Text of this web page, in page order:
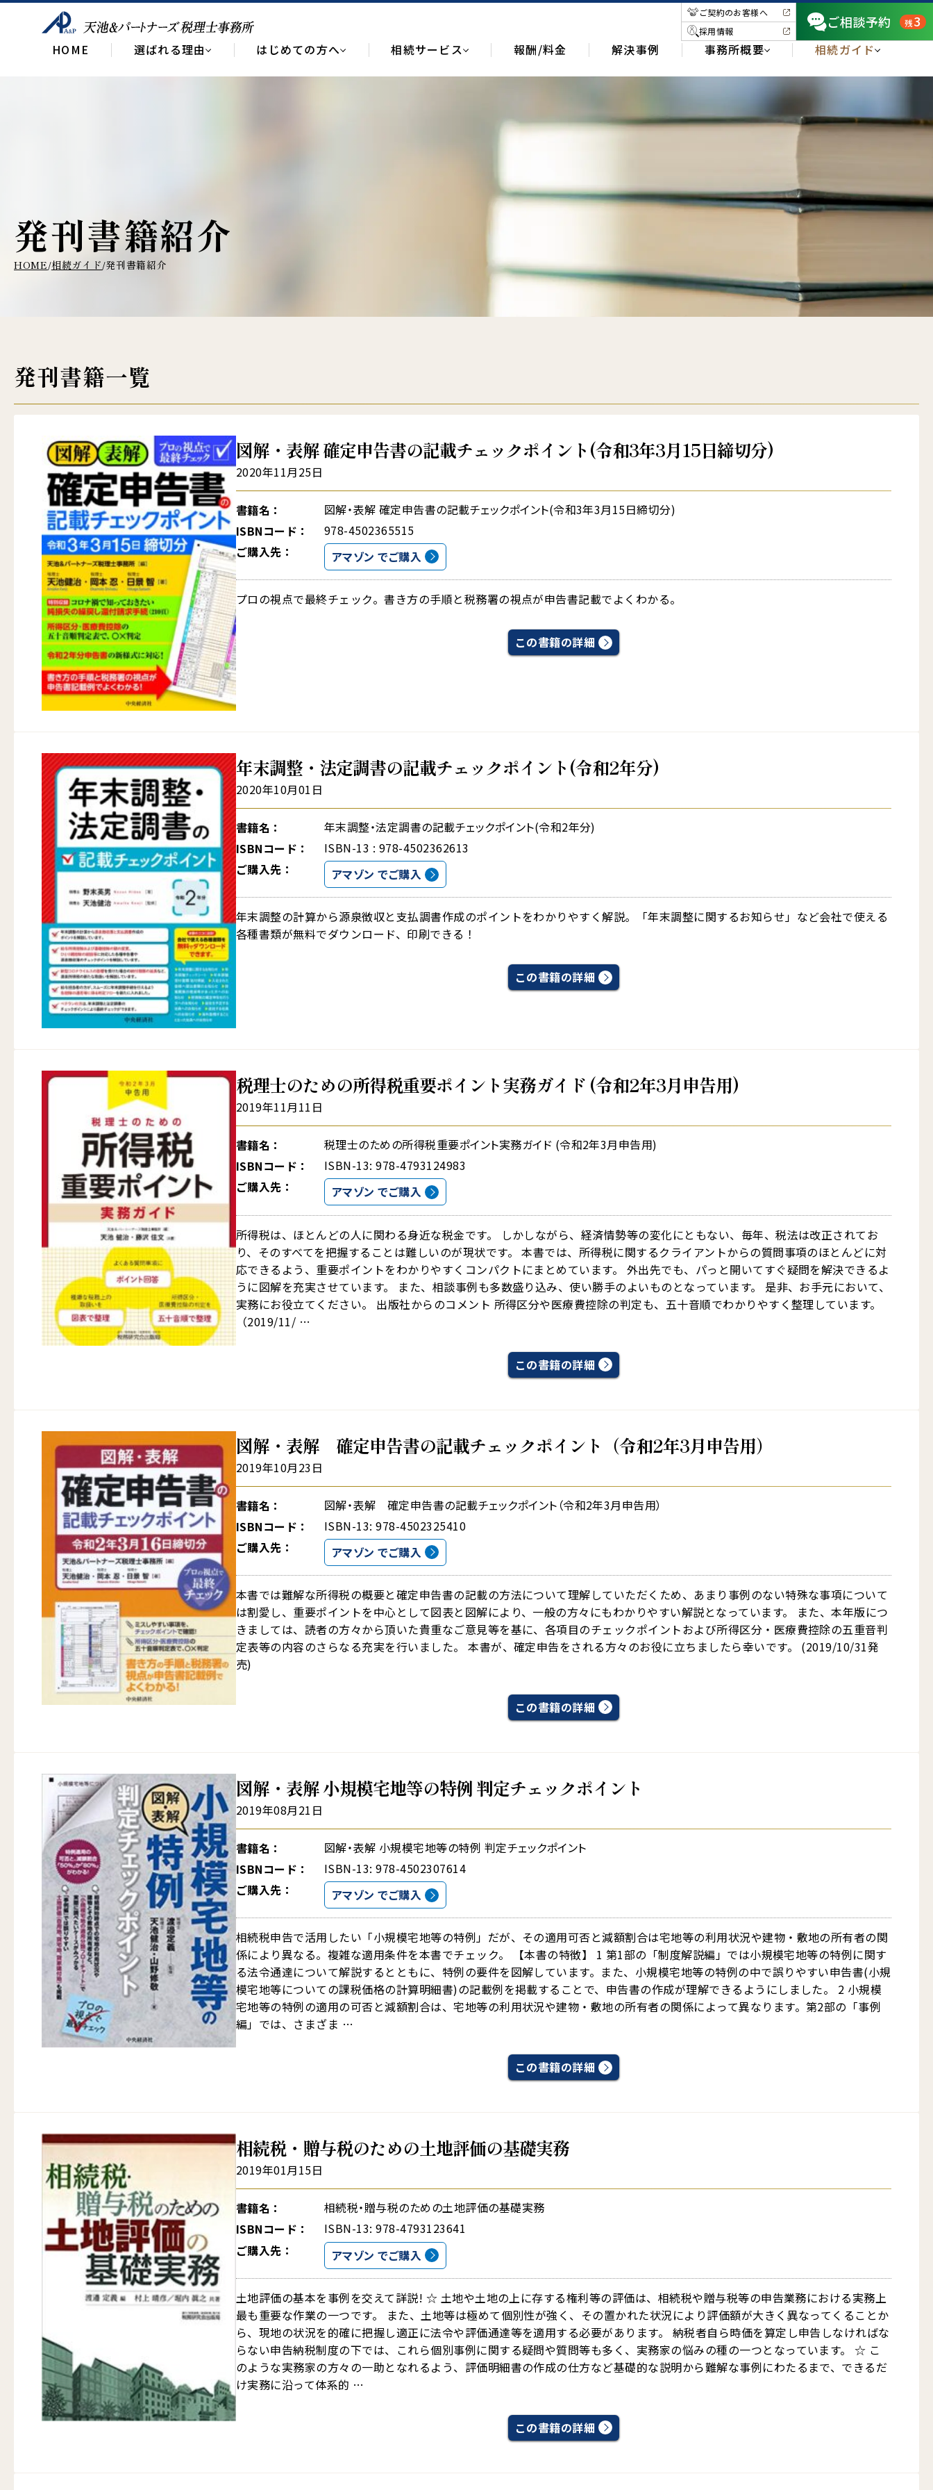
ご契約のお客様へ
採用情報
ご相談予約 残3
HOME 選ばれる理由 はじめての方へ 相続サービス 報酬/料金 解決事例 事務所概要 相続ガイド
発刊書籍紹介
HOME/相続ガイド/発刊書籍紹介
発刊書籍一覧
図解・表解 確定申告書の記載チェックポイント(令和3年3月15日締切分)
2020年11月25日
書籍名：
図解・表解 確定申告書の記載チェックポイント(令和3年3月15日締切分)
ISBNコード：
978-4502365515
ご購入先：
アマゾン でご購入
プロの視点で最終チェック。書き方の手順と税務署の視点が申告書記載でよくわかる。
この書籍の詳細
年末調整・法定調書の記載チェックポイント(令和2年分)
2020年10月01日
書籍名：
年末調整・法定調書の記載チェックポイント(令和2年分)
ISBNコード：
ISBN-13 : 978-4502362613
ご購入先：
アマゾン でご購入
年末調整の計算から源泉徴収と支払調書作成のポイントをわかりやすく解説。「年末調整に関するお知らせ」など会社で使える
各種書類が無料でダウンロード、印刷できる！
この書籍の詳細
税理士のための所得税重要ポイント実務ガイド (令和2年3月申告用)
2019年11月11日
書籍名：
税理士のための所得税重要ポイント実務ガイド (令和2年3月申告用)
ISBNコード：
ISBN-13: 978-4793124983
ご購入先：
アマゾン でご購入
所得税は、ほとんどの人に関わる身近な税金です。 しかしながら、経済情勢等の変化にともない、毎年、税法は改正されてお
り、そのすべてを把握することは難しいのが現状です。 本書では、所得税に関するクライアントからの質問事項のほとんどに対
応できるよう、重要ポイントをわかりやすくコンパクトにまとめています。 外出先でも、パっと開いてすぐ疑問を解決できるよ
うに図解を充実させています。 また、相談事例も多数盛り込み、使い勝手のよいものとなっています。 是非、お手元において、
実務にお役立てください。 出版社からのコメント 所得区分や医療費控除の判定も、五十音順でわかりやすく整理しています。
（2019/11/ …
この書籍の詳細
図解・表解 確定申告書の記載チェックポイント（令和2年3月申告用）
2019年10月23日
書籍名：
図解・表解 確定申告書の記載チェックポイント（令和2年3月申告用）
ISBNコード：
ISBN-13: 978-4502325410
ご購入先：
アマゾン でご購入
本書では難解な所得税の概要と確定申告書の記載の方法について理解していただくため、あまり事例のない特殊な事項について
は割愛し、重要ポイントを中心として図表と図解により、一般の方々にもわかりやすい解説となっています。 また、本年版につ
きましては、読者の方々から頂いた貴重なご意見等を基に、各項目のチェックポイントおよび所得区分・医療費控除の五重音判
定表等の内容のさらなる充実を行いました。 本書が、確定申告をされる方々のお役に立ちましたら幸いです。 (2019/10/31発
売)
この書籍の詳細
図解・表解 小規模宅地等の特例 判定チェックポイント
2019年08月21日
書籍名：
図解・表解 小規模宅地等の特例 判定チェックポイント
ISBNコード：
ISBN-13: 978-4502307614
ご購入先：
アマゾン でご購入
相続税申告で活用したい「小規模宅地等の特例」だが、その適用可否と減額割合は宅地等の利用状況や建物・敷地の所有者の関
係により異なる。複雑な適用条件を本書でチェック。 【本書の特徴】 1 第1部の「制度解説編」では小規模宅地等の特例に関す
る法令通達について解説するとともに、特例の要件を図解しています。また、小規模宅地等の特例の中で誤りやすい申告書(小規
模宅地等についての課税価格の計算明細書)の記載例を掲載することで、申告書の作成が理解できるようにしました。 2 小規模
宅地等の特例の適用の可否と減額割合は、宅地等の利用状況や建物・敷地の所有者の関係によって異なります。第2部の「事例
編」では、さまざま …
この書籍の詳細
相続税・贈与税のための土地評価の基礎実務
2019年01月15日
書籍名：
相続税・贈与税のための土地評価の基礎実務
ISBNコード：
ISBN-13: 978-4793123641
ご購入先：
アマゾン でご購入
土地評価の基本を事例を交えて詳説! ☆ 土地や土地の上に存する権利等の評価は、相続税や贈与税等の申告業務における実務上
最も重要な作業の一つです。 また、土地等は極めて個別性が強く、その置かれた状況により評価額が大きく異なってくることか
ら、現地の状況を的確に把握し適正に法令や評価通達等を適用する必要があります。 納税者自ら時価を算定し申告しなければな
らない申告納税制度の下では、これら個別事例に関する疑問や質問等も多く、実務家の悩みの種の一つとなっています。 ☆ こ
のような実務家の方々の一助となれるよう、評価明細書の作成の仕方など基礎的な説明から難解な事例にわたるまで、できるだ
け実務に沿って体系的 …
この書籍の詳細